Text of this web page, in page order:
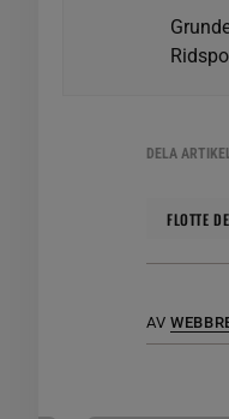
DELA
FLOTTE
AV